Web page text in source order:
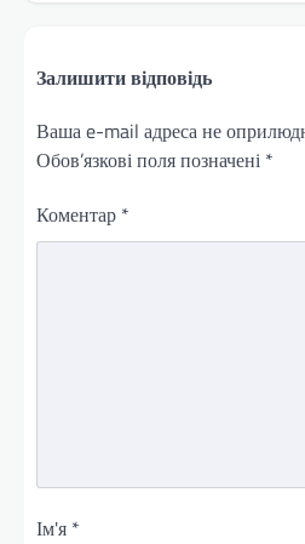
Залишити відповідь
Ваша e-mail адреса не
Обов’язкові поля позначені *
Коментар *
Ім'я *